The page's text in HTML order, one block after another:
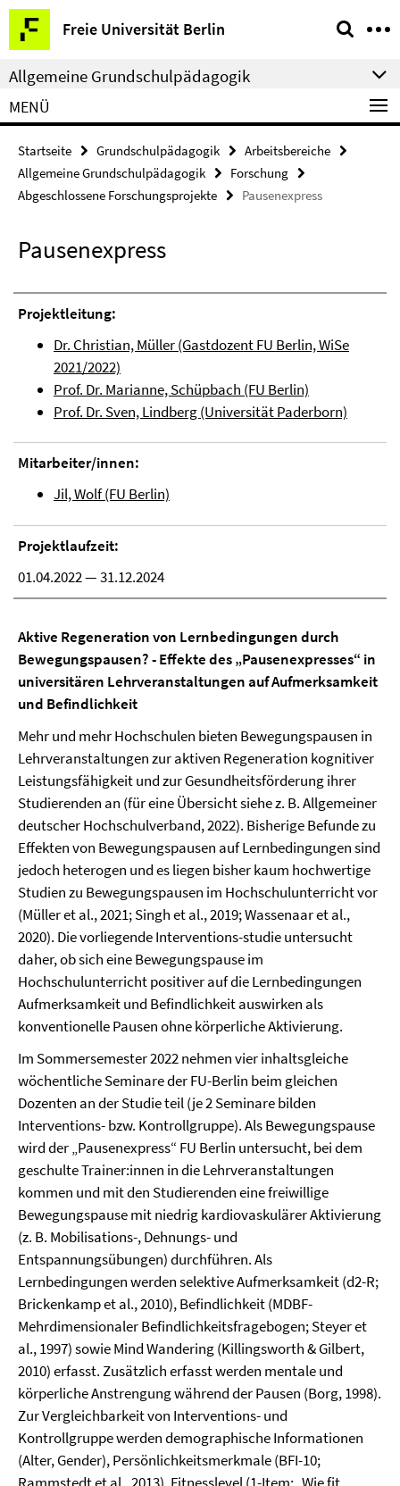
Springe
direkt
zu
Inhalt
Freie Universität Berlin
Service-
Navigation
Allgemeine Grundschulpädagogik
MENÜ
Startseite Grundschulpädagogik
Arbeitsbereiche
Allgemeine Grundschulpädagogik
Forschung
Abgeschlossene Forschungsprojekte
Pausenexpress
Pausenexpress
Projektleitung:
Dr. Christian, Müller (Gastdozent FU Berlin, WiSe
2021/2022)
Prof. Dr. Marianne, Schüpbach (FU Berlin)
Prof. Dr. Sven, Lindberg (Universität Paderborn)
Mitarbeiter/innen:
Jil, Wolf (FU Berlin)
Projektlaufzeit:
01.04.2022 — 31.12.2024
Aktive Regeneration von Lernbedingungen durch
Bewegungspausen? - Effekte des „Pausenexpresses“ in
universitären Lehrveranstaltungen auf Aufmerksamkeit
und Befindlichkeit
Mehr und mehr Hochschulen bieten Bewegungspausen in
Lehrveranstaltungen zur aktiven Regeneration kognitiver
Leistungsfähigkeit und zur Gesundheitsförderung ihrer
Studierenden an (für eine Übersicht siehe z. B. Allgemeiner
deutscher Hochschulverband, 2022). Bisherige Befunde zu
Effekten von Bewegungspausen auf Lernbedingungen sind
jedoch heterogen und es liegen bisher kaum hochwertige
Studien zu Bewegungspausen im Hochschulunterricht vor
(Müller et al., 2021; Singh et al., 2019; Wassenaar et al.,
2020). Die vorliegende Interventions-studie untersucht
daher, ob sich eine Bewegungspause im
Hochschulunterricht positiver auf die Lernbedingungen
Aufmerksamkeit und Befindlichkeit auswirken als
konventionelle Pausen ohne körperliche Aktivierung.
Im Sommersemester 2022 nehmen vier inhaltsgleiche
wöchentliche Seminare der FU-Berlin beim gleichen
Dozenten an der Studie teil (je 2 Seminare bilden
Interventions- bzw. Kontrollgruppe). Als Bewegungspause
wird der „Pausenexpress“ FU Berlin untersucht, bei dem
geschulte Trainer:innen in die Lehrveranstaltungen
kommen und mit den Studierenden eine freiwillige
Bewegungspause mit niedrig kardiovaskulärer Aktivierung
(z. B. Mobilisations-, Dehnungs- und
Entspannungsübungen) durchführen. Als
Lernbedingungen werden selektive Aufmerksamkeit (d2-R;
Brickenkamp et al., 2010), Befindlichkeit (MDBF-
Mehrdimensionaler Befindlichkeitsfragebogen; Steyer et
al., 1997) sowie Mind Wandering (Killingsworth & Gilbert,
2010) erfasst. Zusätzlich erfasst werden mentale und
körperliche Anstrengung während der Pausen (Borg, 1998).
Zur Vergleichbarkeit von Interventions- und
Kontrollgruppe werden demographische Informationen
(Alter, Gender), Persönlichkeitsmerkmale (BFI-10;
Rammstedt et al., 2013), Fitnesslevel (1-Item: „Wie fit